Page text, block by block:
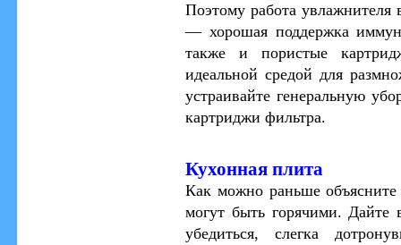
Поэтому работа
— хорошая поддержка
также и пористые
идеальной средой для
устраивайте генеральную
картриджи фильтра.
Кухонная плита
Как можно раньше
могут быть горячими. Дайте
убедиться, слегка